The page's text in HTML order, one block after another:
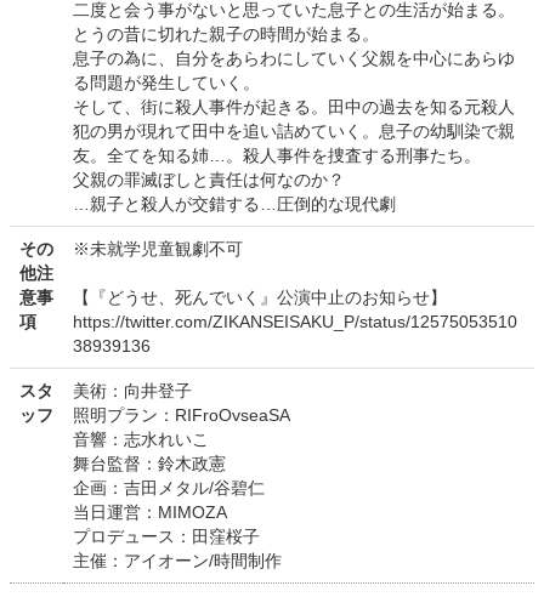
二度と会う事がないと思っていた息子との生活が始まる。
とうの昔に切れた親子の時間が始まる。
息子の為に、自分をあらわにしていく父親を中心にあらゆ
る問題が発生していく。
そして、街に殺人事件が起きる。田中の過去を知る元殺人
犯の男が現れて田中を追い詰めていく。息子の幼馴染で親
友。全てを知る姉…。殺人事件を捜査する刑事たち。
父親の罪滅ぼしと責任は何なのか？
…親子と殺人が交錯する…圧倒的な現代劇
その
他注
意事
項
※未就学児童観劇不可
【『どうせ、死んでいく』公演中止のお知らせ】
https://twitter.com/ZIKANSEISAKU_P/status/12575053510
38939136
スタ
ッフ
美術：向井登子
照明プラン：RIFroOvseaSA
音響：志水れいこ
舞台監督：鈴木政憲
企画：吉田メタル/谷碧仁
当日運営：MIMOZA
プロデュース：田窪桜子
主催：アイオーン/時間制作